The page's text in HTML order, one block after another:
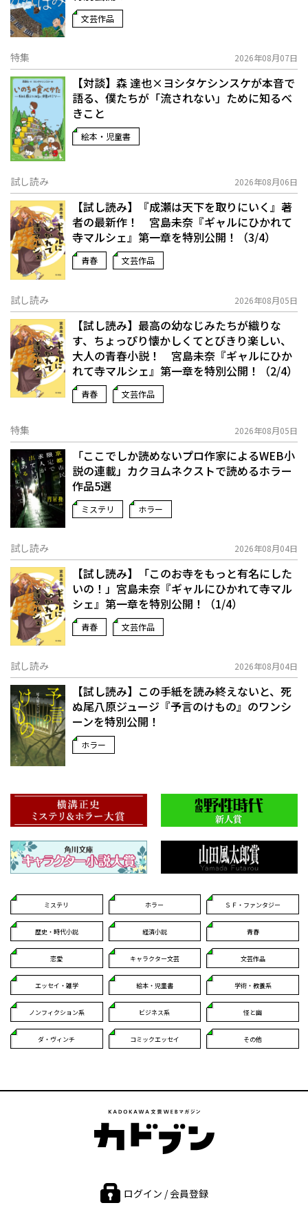
文芸作品
特集 2026年08月07日
【対談】森 達也×ヨシタケシンスケが本音で
語る、僕たちが「流されない」ために知るべ
きこと
絵本・児童書
試し読み 2026年08月06日
【試し読み】『成瀬は天下を取りにいく』著
者の最新作！ 宮島未奈『ギャルにひかれて
寺マルシェ』第一章を特別公開！（3/4）
青春 文芸作品
試し読み 2026年08月05日
【試し読み】最高の幼なじみたちが織りな
す、ちょっぴり懐かしくてとびきり楽しい、
大人の青春小説！ 宮島未奈『ギャルにひか
れて寺マルシェ』第一章を特別公開！（2/4）
青春 文芸作品
特集 2026年08月05日
「ここでしか読めないプロ作家によるWEB小
説の連載」――カクヨムネクストで読めるホラー
作品5選
ミステリ ホラー
試し読み 2026年08月04日
【試し読み】「このお寺をもっと有名にした
いの！」宮島未奈『ギャルにひかれて寺マル
シェ』第一章を特別公開！（1/4）
青春 文芸作品
試し読み 2026年08月04日
【試し読み】この手紙を読み終えないと、死
ぬ――尾八原ジュージ『予言のけもの』のワンシ
ーンを特別公開！
ホラー
ミステリ ホラー ＳＦ・ファンタジー
歴史・時代小説 経済小説 青春
恋愛 キャラクター文芸 文芸作品
エッセイ・雑学 絵本・児童書 学術・教養系
ノンフィクション系 ビジネス系 怪と幽
ダ・ヴィンチ コミックエッセイ その他
ログイン / 会員登録